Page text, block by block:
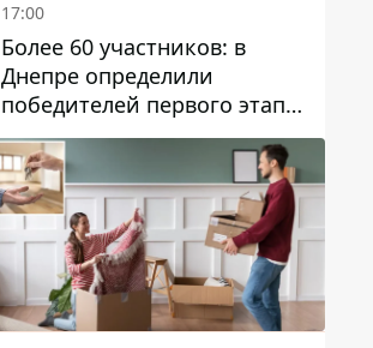
17:00
Более 60 участников: в
Днепре определили
победителей первого этапа
Кубка Украины по
парусному спорту